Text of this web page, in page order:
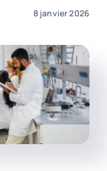
8 janvier 2026